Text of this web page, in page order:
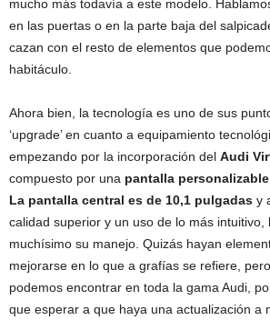
mucho más todavía a este modelo.
en las puertas o en la parte baja del
cazan con el resto de elementos que
habitáculo.
Ahora bien, la tecnología es uno de sus
‘upgrade’ en cuanto a equipamiento
empezando por la incorporación del Audi
compuesto por una pantalla
La pantalla central es de 10,1 pulgadas y
calidad superior y un uso de lo más intuitivo,
muchísimo su manejo. Quizás hayan
mejorarse en lo que a grafías se refiere,
podemos encontrar en toda la gama Audi,
que esperar a que haya una actualización a